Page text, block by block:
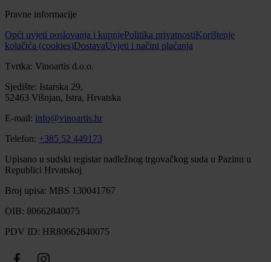
Pravne informacije
Opći uvjeti poslovanja i kupnjePolitika privatnostiKorištenje
kolačića (cookies)DostavaUvjeti i načini plaćanja
Tvrtka: Vinoartis d.o.o.
Sjedište: Istarska 29,
52463 Višnjan, Istra, Hrvatska
E-mail: info@vinoartis.hr
Telefon: +385 52 449173
Upisano u sudski registar nadležnog trgovačkog suda u Pazinu u
Republici Hrvatskoj
Broj upisa: MBS 130041767
OIB: 80662840075
PDV ID: HR80662840075